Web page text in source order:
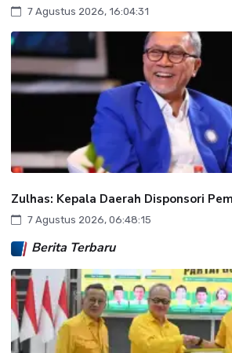
7 Agustus 2026, 16:04:31
Zulhas: Kepala Daerah Disponsori
7 Agustus 2026, 06:48:15
Berita Terbaru